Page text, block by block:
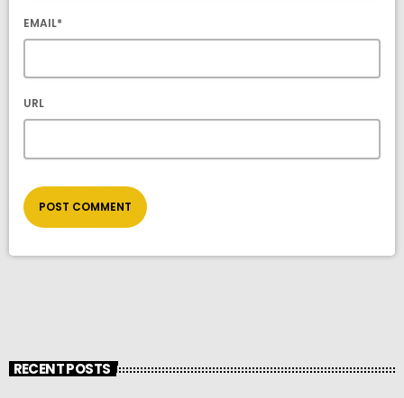
EMAIL*
URL
RECENT POSTS